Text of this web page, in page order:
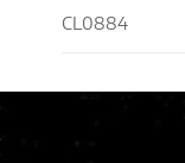
CL0884